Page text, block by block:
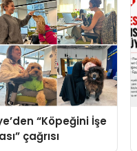
“Köpeğini İşe
çağrısı